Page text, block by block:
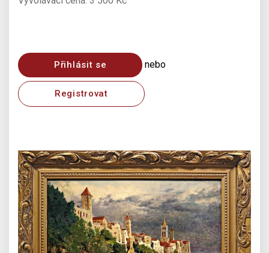
Přihlásit se nebo
Registrovat